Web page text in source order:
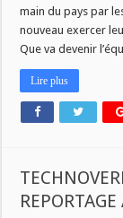
main du pays par
nouveau exercer
Que va devenir
Lire plus